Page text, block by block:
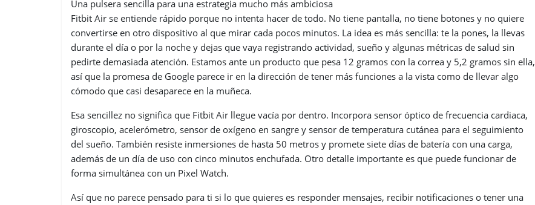
Una pulsera sencilla para una estrategia mucho más ambiciosa
Fitbit Air se entiende rápido porque no intenta hacer de todo. No tiene pantalla, no tiene botones y no quiere
convertirse en otro dispositivo al que mirar cada pocos minutos. La idea es más sencilla: te la pones, la llevas
durante el día o por la noche y dejas que vaya registrando actividad, sueño y algunas métricas de salud sin
pedirte demasiada atención. Estamos ante un producto que pesa 12 gramos con la correa y 5,2 gramos sin ella,
así que la promesa de Google parece ir en la dirección de tener más funciones a la vista como de llevar algo
cómodo que casi desaparece en la muñeca.
Esa sencillez no significa que Fitbit Air llegue vacía por dentro. Incorpora sensor óptico de frecuencia cardiaca,
giroscopio, acelerómetro, sensor de oxígeno en sangre y sensor de temperatura cutánea para el seguimiento
del sueño. También resiste inmersiones de hasta 50 metros y promete siete días de batería con una carga,
además de un día de uso con cinco minutos enchufada. Otro detalle importante es que puede funcionar de
forma simultánea con un Pixel Watch.
Así que no parece pensado para ti si lo que quieres es responder mensajes, recibir notificaciones o tener una